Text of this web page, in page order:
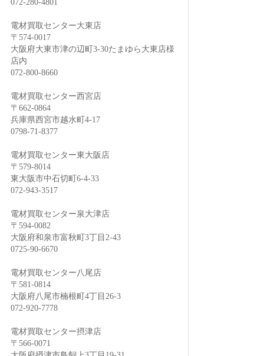
072-280-4801
電材買取センター大東店
〒574-0017
大阪府大東市津の辺町3-30たまゆら大東店様
店内
072-800-8660
電材買取センター西宮店
〒662-0864
兵庫県西宮市越水町4-17
0798-71-8377
電材買取センター東大阪店
〒579-8014
東大阪市中石切町6-4-33
072-943-3517
電材買取センター泉大津店
〒594-0082
大阪府和泉市富秋町3丁目2-43
0725-90-6670
電材買取センター八尾店
〒581-0814
大阪府八尾市楠根町4丁目26-3
072-920-7778
電材買取センター摂津店
〒566-0071